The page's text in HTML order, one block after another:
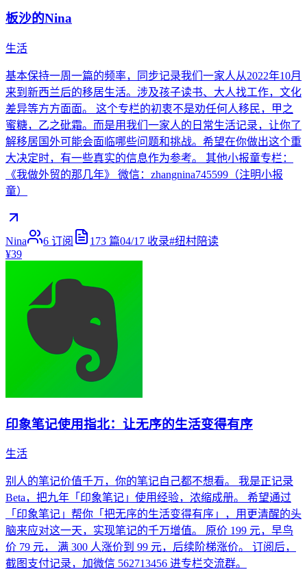
板沙的Nina
生活
基本保持一周一篇的频率，同步记录我们一家人从2022年10月
来到新西兰后的移居生活。涉及孩子读书、大人找工作，文化
差异等方方面面。 这个专栏的初衷不是劝任何人移民，甲之
蜜糖，乙之砒霜。而是用我们一家人的日常生活记录，让你了
解移居国外可能会面临哪些问题和挑战。希望在你做出这个重
大决定时，有一些真实的信息作为参考。 其他小报童专栏：
《我做外贸的那几年》 微信：zhangnina745599（注明小报
童）
Nina 6 订阅 173 篇04/17 收录#纽村陪读
¥39
印象笔记使用指北：让无序的生活变得有序
生活
别人的笔记价值千万，你的笔记自己都不想看。 我是正记录
Beta，把九年「印象笔记」使用经验，浓缩成册。 希望通过
「印象笔记」帮你「把无序的生活变得有序」，用更清醒的头
脑来应对这一天，实现笔记的千万增值。 原价 199 元，早鸟
价 79 元， 满 300 人涨价到 99 元，后续阶梯涨价。 订阅后，
截图支付记录，加微信 562713456 进专栏交流群。